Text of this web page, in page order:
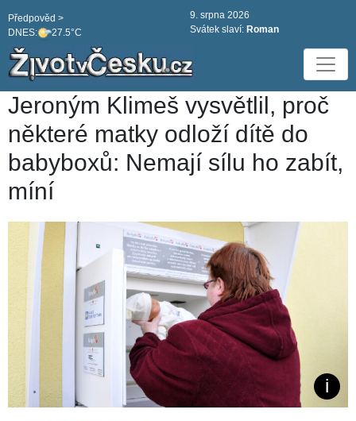
DNES: 27.5°C
Předpověd >
9. srpna 2026
Svátek slaví: Roman
Jeroným Klimeš vysvětlil, proč
některé matky odloží dítě do
babyboxů: Nemají sílu ho zabít,
míní